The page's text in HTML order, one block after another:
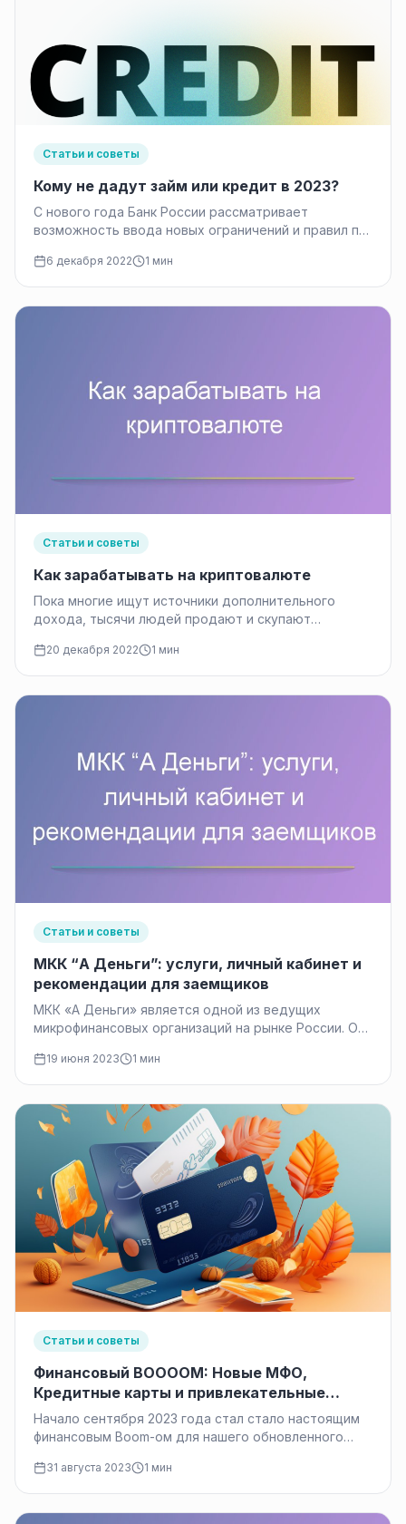
Статьи и советы
Кому не дадут займ или кредит в 2023?
C нового года Банк России рассматривает
возможность ввода новых ограничений и правил по
6 декабря 2022 1 мин
Статьи и советы
Как зарабатывать на криптовалюте
Пока многие ищут источники дополнительного
дохода, тысячи людей продают и скупают
крипто биржах…
20 декабря 2022 1 мин
Статьи и советы
МКК “А Деньги”: услуги, личный кабинет и
рекомендации для заемщиков
МКК «А Деньги» является одной из ведущих
микрофинансовых организаций на рынке России. Она
19 июня 2023 1 мин
Статьи и советы
Финансовый BOOOOM: Новые МФО,
Кредитные карты и привлекательные
предложения от банков в сентябре 2023
года
Начало сентября 2023 года стал стало настоящим
финансовым Boom-ом для нашего обновленного
представили…
31 августа 2023 1 мин